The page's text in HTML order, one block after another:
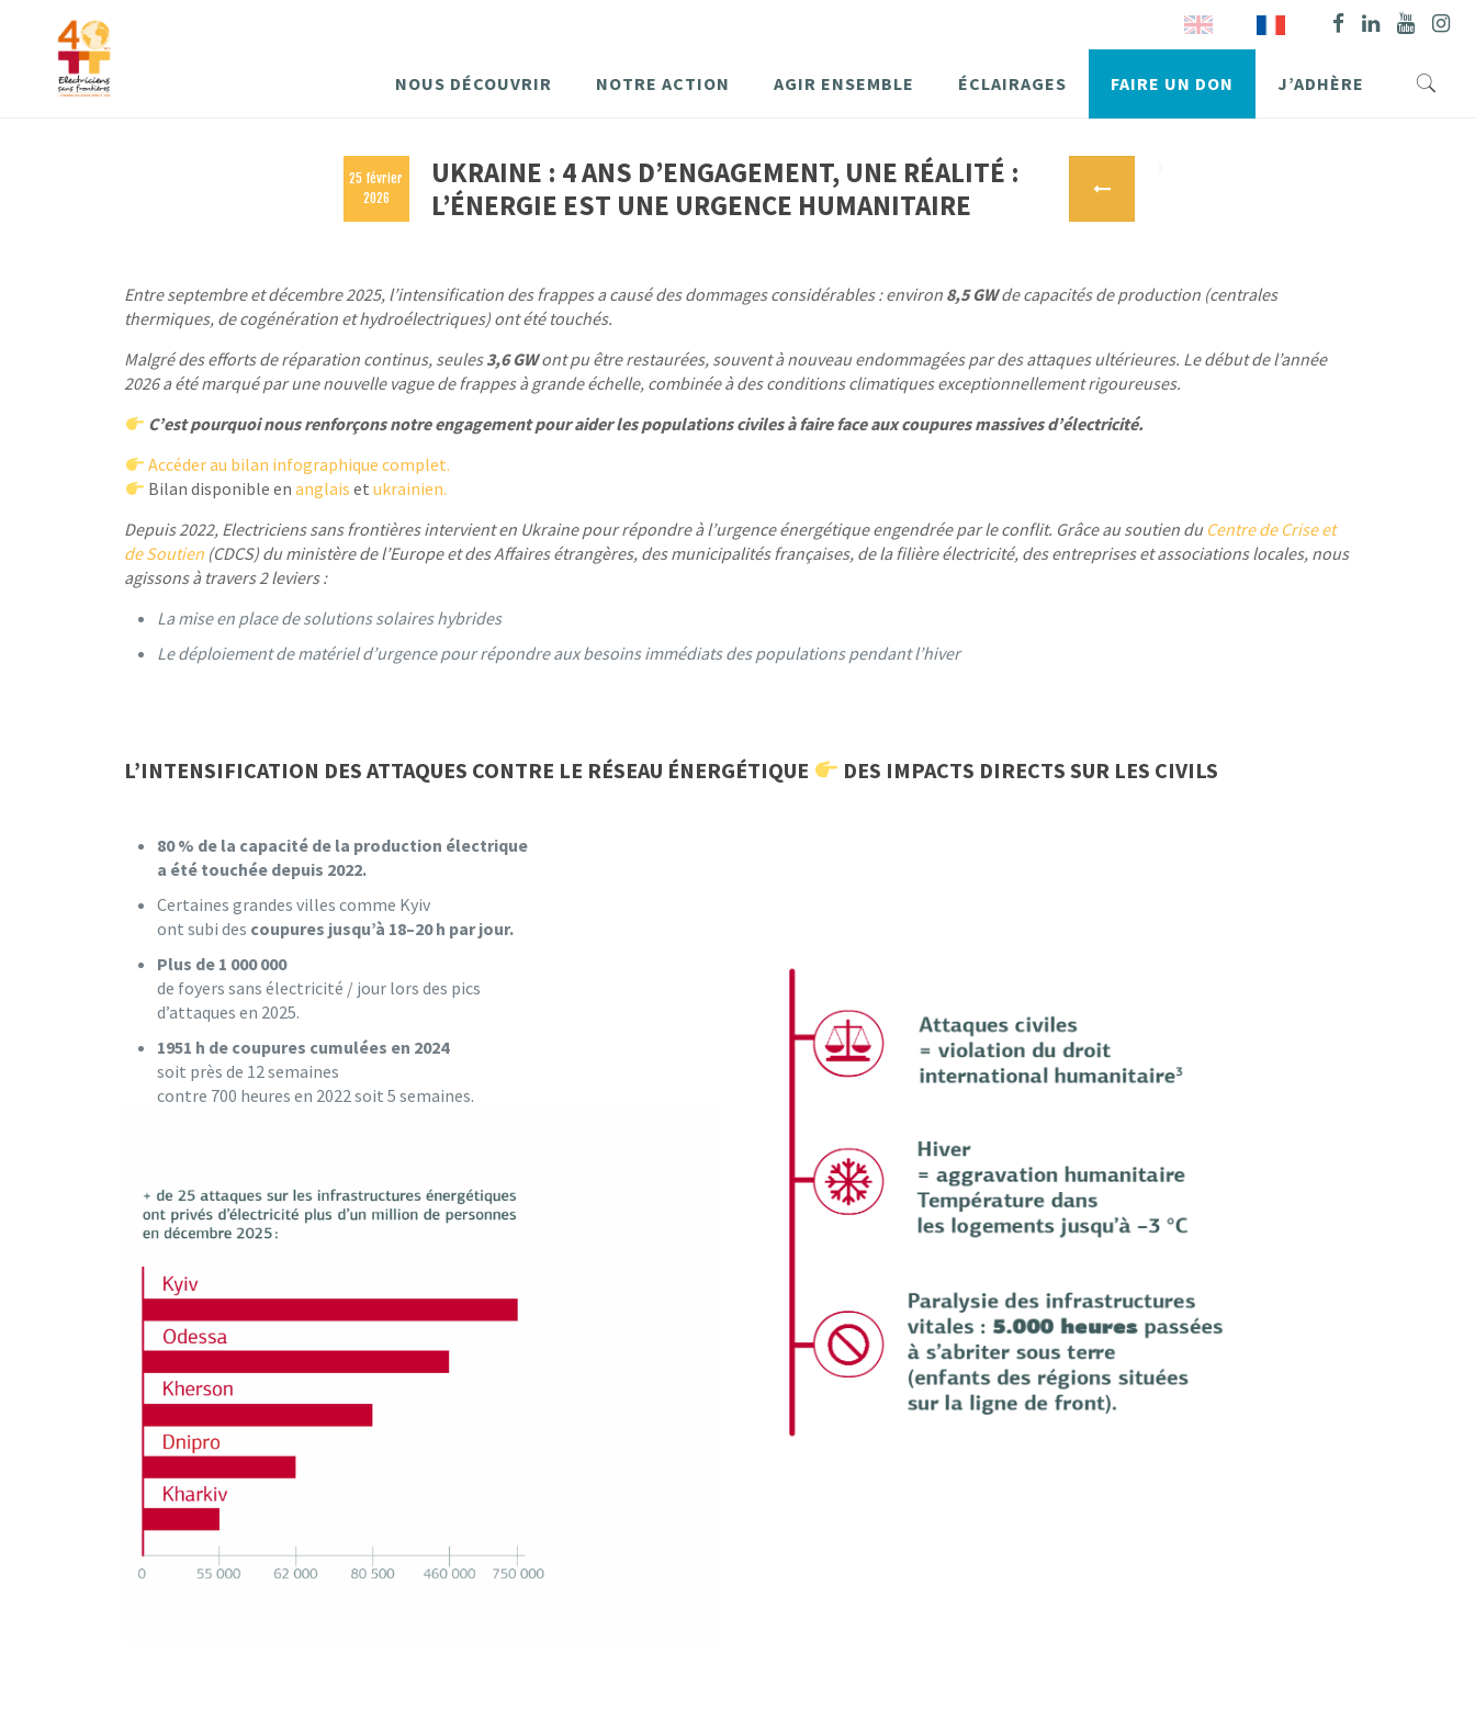
NOUS DÉCOUVRIR NOTRE ACTION AGIR ENSEMBLE ÉCLAIRAGES FAIRE UN DON J’ADHÈRE
25 février
2026
UKRAINE : 4 ANS D’ENGAGEMENT, UNE RÉALITÉ :
L’ÉNERGIE EST UNE URGENCE HUMANITAIRE
Entre septembre et décembre 2025, l’intensification des frappes a causé des dommages considérables : environ 8,5 GWde capacités de production (centrales
thermiques, de cogénération et hydroélectriques) ont été touchés.
Malgré des efforts de réparation continus, seules3,6 GWont pu être restaurées, souvent à nouveau endommagées par des attaques ultérieures. Le début de l’année
2026 a été marqué par une nouvelle vague de frappes à grande échelle, combinée à des conditions climatiques exceptionnellement rigoureuses.
C’est pourquoi nous renforçons notre engagement pour aider les populations civiles à faire face aux coupures massives d’électricité.
Accéder au bilan infographique complet.
Bilan disponible en anglais et ukrainien.
Depuis 2022, Electriciens sans frontières intervient en Ukraine pour répondre à l’urgence énergétique engendrée par le conflit. Grâce au soutien du Centre de Crise et
de Soutien (CDCS) du ministère de l’Europe et des Affaires étrangères, des municipalités françaises, de la filière électricité, des entreprises et associations locales, nous
agissons à travers 2 leviers :
La mise en place de solutions solaires hybrides
Le déploiement de matériel d’urgence pour répondre aux besoins immédiats des populations pendant l’hiver
L’INTENSIFICATION DES ATTAQUES CONTRE LE RÉSEAU ÉNERGÉTIQUE DES IMPACTS DIRECTS SUR LES CIVILS
80 % de la capacité de la production électrique
a été touchée depuis 2022.
Certaines grandes villes comme Kyiv
ont subi des coupures jusqu’à 18–20 h par jour.
Plus de 1 000 000
de foyers sans électricité / jour lors des pics
d’attaques en 2025.
1951 h de coupures cumulées en 2024
soit près de 12 semaines
contre 700 heures en 2022 soit 5 semaines.